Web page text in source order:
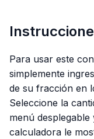
Para usar este
simplemente
de su fracción en
Seleccione la
menú
calculadora le